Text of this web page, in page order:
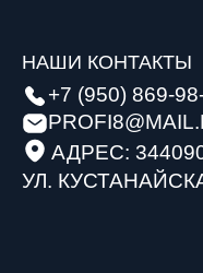
НАШИ КОНТАКТЫ
+7 (950) 869-
АДРЕС:
УЛ.